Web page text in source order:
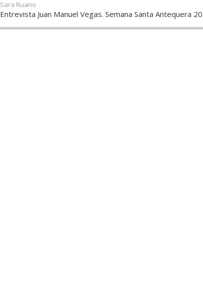
Sara Ruano
Entrevista Juan Manuel Vegas. Semana Santa Antequera